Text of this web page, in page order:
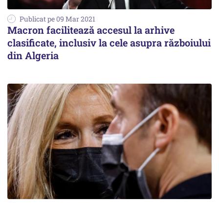
Publicat pe 09 Mar 2021
Macron facilitează accesul la arhive
clasificate, inclusiv la cele asupra războiului
din Algeria